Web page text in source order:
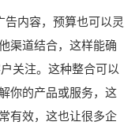
内容，预算也可以灵
渠道结合，这样能确
关注。这种整合可以
你的产品或服务，这
有效，这也让很多企